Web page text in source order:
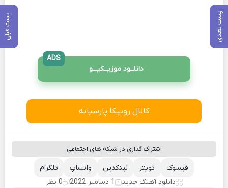
پست بعدی پست قبلی
دانلــود موزیــکیـــو
ADS
کانال روبیکا پارسیانه
اشتراک گذاری در شبکه های اجتماعی
تلگرام واتساپ لینکدین تویتر
فیسوک
دانلود آهنگ جدید
1 دسامبر 2022
0 نظر